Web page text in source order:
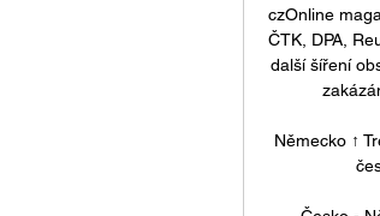
czOnline
ČTK, DPA,
další šíření
Německo ↑